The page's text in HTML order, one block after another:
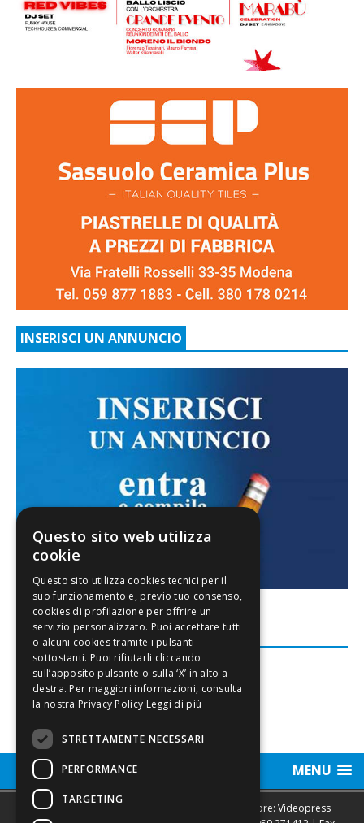
INSERISCI UN ANNUNCIO
FACEBOOK
MENU
Sede legale, Redazione, pubblicità e annunci Editore: Videopress
Questo sito web utilizza
cookie
Leggi di più
STRETTAMENTE NECESSARI
PERFORMANCE
TARGETING